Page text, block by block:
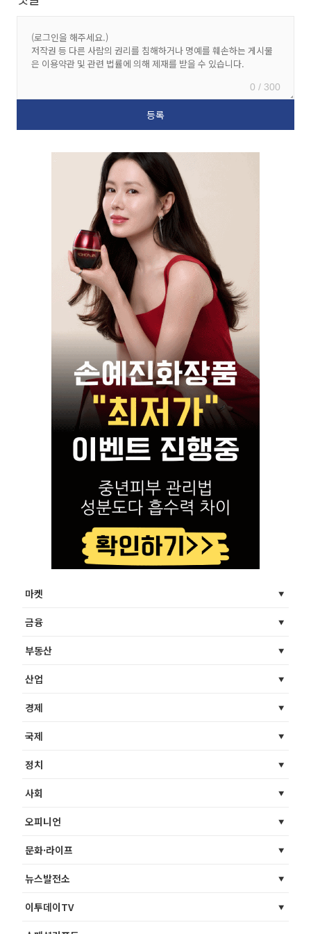
0 / 300
마켓
금융
부동산
산업
경제
국제
정치
사회
오피니언
문화·라이프
뉴스발전소
이투데이TV